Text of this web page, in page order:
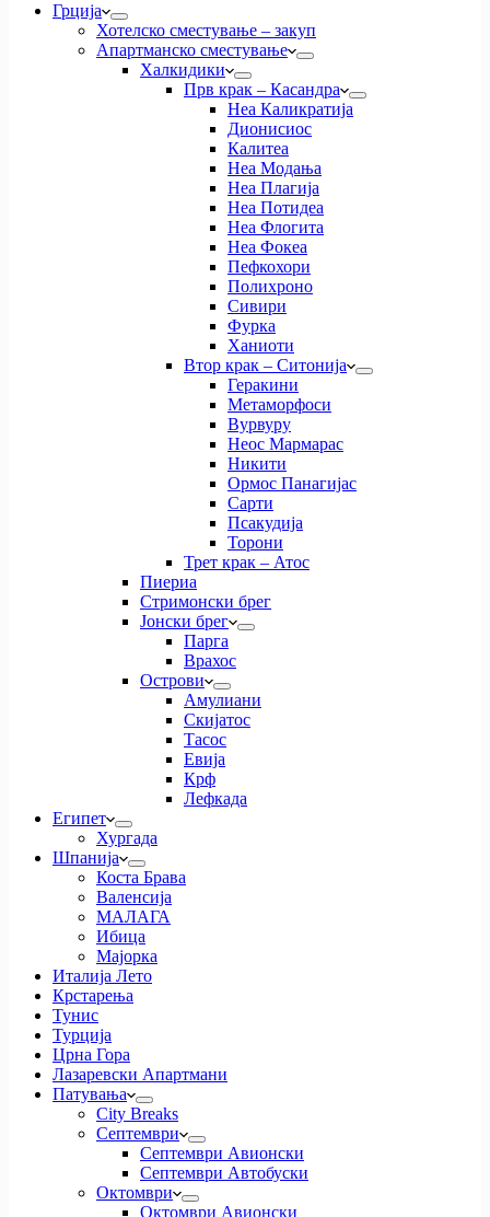
Грција
Хотелско сместување – закуп
Апартманско сместување
Халкидики
Прв крак – Касандра
Неа Каликратија
Дионисиос
Калитеа
Неа Модања
Неа Плагија
Неа Потидеа
Неа Флогита
Неа Фокеа
Пефкохори
Полихроно
Сивири
Фурка
Ханиоти
Втор крак – Ситонија
Геракини
Метаморфоси
Вурвуру
Неос Мармарас
Никити
Ормос Панагијас
Сарти
Псакудија
Торони
Трет крак – Атос
Пиериа
Стримонски брег
Јонски брег
Парга
Врахос
Острови
Амулиани
Скијатос
Тасос
Евија
Крф
Лефкада
Египет
Хургада
Шпанија
Коста Брава
Валенсија
МАЛАГА
Ибица
Мајорка
Италија Лето
Крстарења
Тунис
Турција
Црна Гора
Лазаревски Апартмани
Патувања
City Breaks
Септември
Септември Авионски
Септември Автобуски
Октомври
Октомври Авионски